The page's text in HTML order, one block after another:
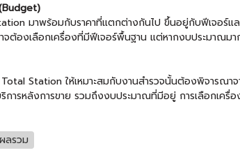
มาพร้อมกับราคาที่แตกต่างกันไป ขึ้นอยู่กับฟีเจอร์แ
จต้องเลือกเครื่องที่มีฟีเจอร์พื้นฐาน แต่หากงบประมาณม
Station ให้เหมาะสมกับงานสำรวจนั้นต้องพิจารณา
การหลังการขาย รวมถึงงบประมาณที่มีอยู่ การเลือกเครื่
ลรวม